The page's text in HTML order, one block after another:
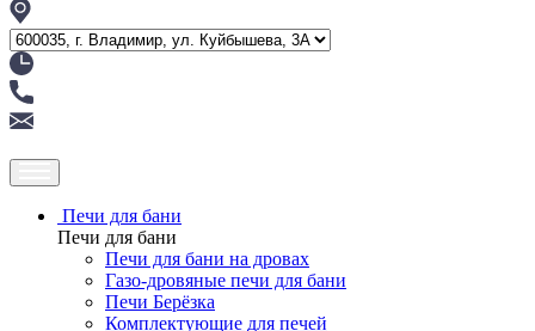
Печи для бани
Печи для бани
Печи для бани на дровах
Газо-дровяные печи для бани
Печи Берёзка
Комплектующие для печей